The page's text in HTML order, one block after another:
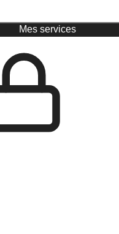
Mes services